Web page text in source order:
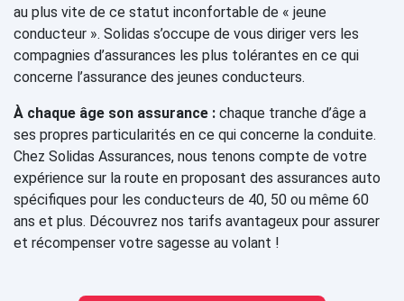
au plus vite de ce statut inconfortable de « jeune
conducteur ». Solidas s’occupe de vous diriger vers les
compagnies d’assurances les plus tolérantes en ce qui
concerne l’assurance des jeunes conducteurs.
À chaque âge son assurance : chaque tranche d’âge a
ses propres particularités en ce qui concerne la conduite.
Chez Solidas Assurances, nous tenons compte de votre
expérience sur la route en proposant des assurances auto
spécifiques pour les conducteurs de 40, 50 ou même 60
ans et plus. Découvrez nos tarifs avantageux pour assurer
et récompenser votre sagesse au volant !